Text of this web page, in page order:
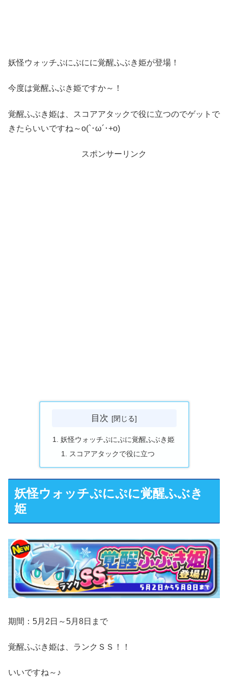
妖怪ウォッチぷにぷにに覚醒ふぶき姫が登場！
今度は覚醒ふぶき姫ですか～！
覚醒ふぶき姫は、スコアアタックで役に立つのでゲットで
きたらいいですね～o(`･ω´･+o)
スポンサーリンク
目次
妖怪ウォッチぷにぷに覚醒ふぶき姫
スコアアタックで役に立つ
妖怪ウォッチぷにぷに覚醒ふぶき
姫
期間：5月2日～5月8日まで
覚醒ふぶき姫は、ランクＳＳ！！
いいですね～♪